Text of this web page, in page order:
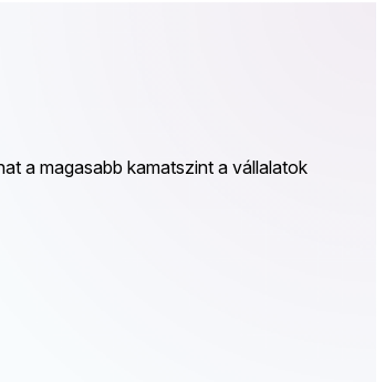
a magasabb kamatszint a vállalatok